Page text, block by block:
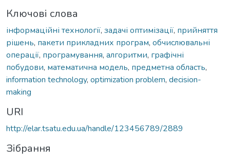
Ключові слова
інформаційні технології, задачі оптимізації, прийняття
рішень, пакети прикладних програм, обчислювальні
операції, програмування, алгоритми, графічні
побудови, математична модель, предметна область,
information technology, optimization problem, decision-
making
URI
http://elar.tsatu.edu.ua/handle/123456789/2889
Зібрання